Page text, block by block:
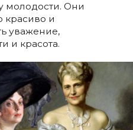
молодости. Они
красиво и
уважение,
и красота.